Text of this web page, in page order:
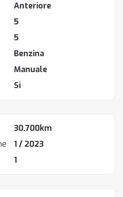
Anteriore
5
5
Benzina
Manuale
Sì
30.700km
1 / 2023
1